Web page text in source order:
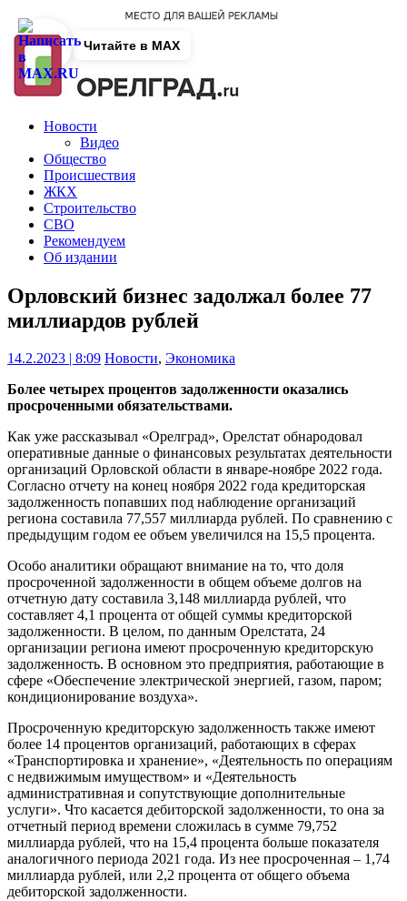
Новости
Видео
Общество
Происшествия
ЖКХ
Строительство
СВО
Рекомендуем
Об издании
Орловский бизнес задолжал более 77
миллиардов рублей
14.2.2023 | 8:09 Новости, Экономика
Более четырех процентов задолженности оказались
просроченными обязательствами.
Как уже рассказывал «Орелград», Орелстат обнародовал
оперативные данные о финансовых результатах деятельности
организаций Орловской области в январе-ноябре 2022 года.
Согласно отчету на конец ноября 2022 года кредиторская
задолженность попавших под наблюдение организаций
региона составила 77,557 миллиарда рублей. По сравнению с
предыдущим годом ее объем увеличился на 15,5 процента.
Особо аналитики обращают внимание на то, что доля
просроченной задолженности в общем объеме долгов на
отчетную дату составила 3,148 миллиарда рублей, что
составляет 4,1 процента от общей суммы кредиторской
задолженности. В целом, по данным Орелстата, 24
организации региона имеют просроченную кредиторскую
задолженность. В основном это предприятия, работающие в
сфере «Обеспечение электрической энергией, газом, паром;
кондиционирование воздуха».
Просроченную кредиторскую задолженность также имеют
более 14 процентов организаций, работающих в сферах
«Транспортировка и хранение», «Деятельность по операциям
с недвижимым имуществом» и «Деятельность
административная и сопутствующие дополнительные
услуги». Что касается дебиторской задолженности, то она за
отчетный период времени сложилась в сумме 79,752
миллиарда рублей, что на 15,4 процента больше показателя
аналогичного периода 2021 года. Из нее просроченная – 1,74
миллиарда рублей, или 2,2 процента от общего объема
дебиторской задолженности.
Читайте в MAX